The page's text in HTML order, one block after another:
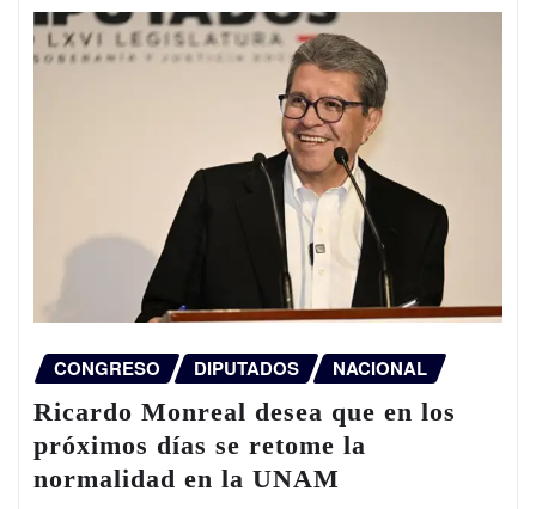
CONGRESO DIPUTADOS NACIONAL
Ricardo Monreal desea que en los
próximos días se retome la
normalidad en la UNAM